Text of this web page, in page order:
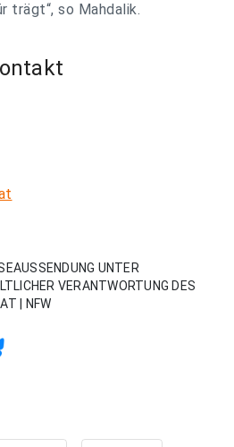
trägt“, so Mahdalik.
UNTER
VERANTWORTUNG DES
| NFW